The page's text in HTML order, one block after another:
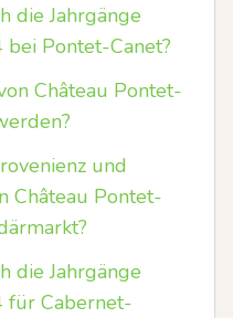
die Jahrgänge
Pontet-Canet?
Château Pontet-
und
Château Pontet-
die Jahrgänge
für Cabernet-